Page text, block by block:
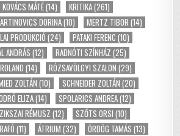
KOVÁCS MÁTÉ(14) KRITIKA(261)
DORINA(10) MERTZ TIBOR (14)
PRODUKCIÓ (24) PATAKI FERENC (10)
ANDRÁS (12) RADNÓTI SZÍNHÁZ (25)
(14) RÓZSAVÖLGYI SZALON (29)
ZOLTÁN (10) SCHNEIDER ZOLTÁN (20)
ELIZA(14) SPOLARICS ANDREA(12)
RÉMUSZ (12) SZŐTS ORSI (10)
(11) ÁTRIUM (32) ÖRDÖG TAMÁS (13)